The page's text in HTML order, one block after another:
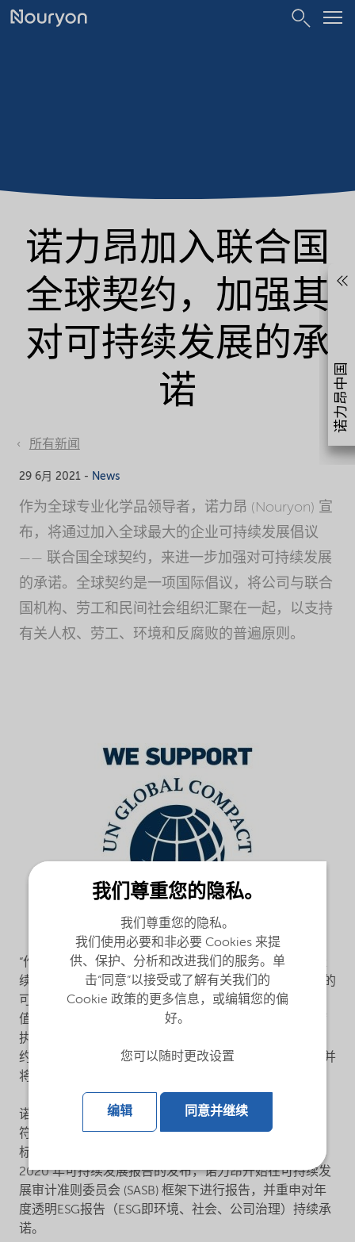
诺力昂加入联合国
全球契约，加强其
对可持续发展的承
诺
所有新闻
诺力昂中国
29 6月 2021 - News
作为全球专业化学品领导者，诺力昂 (Nouryon) 宣
布，将通过加入全球最大的企业可持续发展倡议
—— 联合国全球契约，来进一步加强对可持续发展
的承诺。全球契约是一项国际倡议，将公司与联合
国机构、劳工和民间社会组织汇聚在一起，以支持
有关人权、劳工、环境和反腐败的普遍原则。
“作为日常必需品的解决方案供应商，诺力昂能够并将继
续发挥影响力，以提高自身运营和为客户提供解决方案的
可持续性。这凸显了我们为所服务的终端市场带来的价
值，同时推动了公司的持续增长，”诺力昂董事长兼首席
执行官 Charlie Shaver 表示，“通过加入联合国全球契
约，诺力昂正式承诺践行和维护全球契约背后的原则，并
将继续为联合国可持续发展目标做出贡献。”
诺力昂的可持续发展框架为“致力于可持续发展的未来”，
符合联合国全球契约的十项原则和联合国可持续发展目
标，并支持《巴黎协定》关于气候变化的目标。随着
2020 年可持续发展报告的发布，诺力昂开始在可持续发
展审计准则委员会 (SASB) 框架下进行报告，并重申对年
度透明ESG报告（ESG即环境、社会、公司治理）持续承
诺。
我们尊重您的隐私。
我们尊重您的隐私。
我们使用必要和非必要 Cookies 来提
供、保护、分析和改进我们的服务。单
击“同意”以接受或了解有关我们的
Cookie 政策的更多信息，或编辑您的偏
好。
您可以随时更改设置
编辑 同意并继续